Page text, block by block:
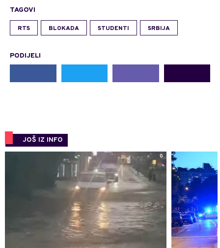
TAGOVI
RTS BLOKADA STUDENTI SRBIJA
PODIJELI
JOŠ IZ INFO
0